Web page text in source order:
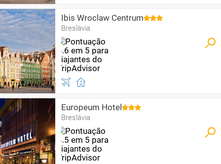
Ibis Wroclaw Centrum
Breslávia
Europeum Hotel
Breslávia